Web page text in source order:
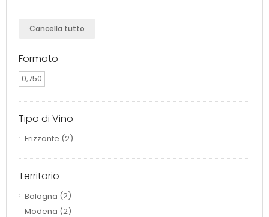
Cancella tutto
Formato
0,750
Tipo di Vino
Frizzante (2)
Territorio
Bologna (2)
Modena (2)